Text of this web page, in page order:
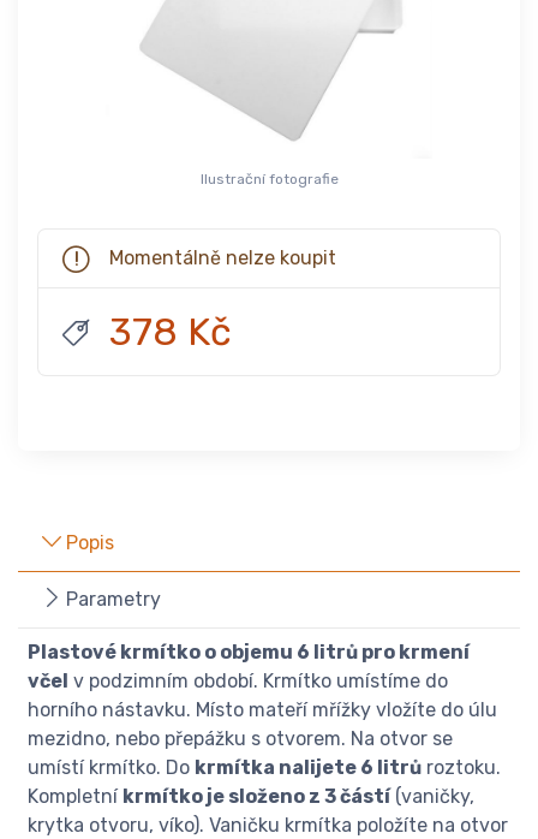
Ilustrační fotografie
Momentálně nelze koupit
378 Kč
Popis
Parametry
Plastové krmítko o objemu 6 litrů pro krmení
včel v podzimním období. Krmítko umístíme do
horního nástavku. Místo mateří mřížky vložíte do úlu
mezidno, nebo přepážku s otvorem. Na otvor se
umístí krmítko. Do krmítka nalijete 6 litrů roztoku.
Kompletní krmítko je složeno z 3 částí(vaničky,
krytka otvoru, víko). Vaničku krmítka položíte na otvor